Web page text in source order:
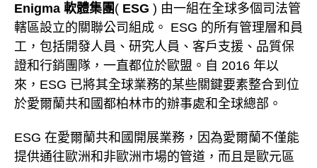
Enigma 軟體集團 ( ESG ) 由一組在全球多個司法管
轄區設立的關聯公司組成。 ESG 的所有管理層和員
工，包括開發人員、研究人員、客戶支援、品質保
證和行銷團隊，一直都位於歐盟。自 2016 年以
來，ESG 已將其全球業務的某些關鍵要素整合到位
於愛爾蘭共和國都柏林市的辦事處和全球總部。
ESG 在愛爾蘭共和國開展業務，因為愛爾蘭不僅能
提供通往歐洲和非歐洲市場的管道，而且是歐元區